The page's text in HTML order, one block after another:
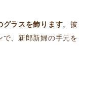
グラスを飾ります。披
で、新郎新婦の手元を